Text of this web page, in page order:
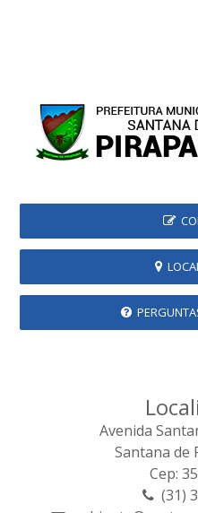
Avenida
Santana de
Cep:
(31)